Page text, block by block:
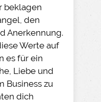
beklagen
den
Anerkennung.
Werte auf
es für ein
Liebe und
Business zu
dich